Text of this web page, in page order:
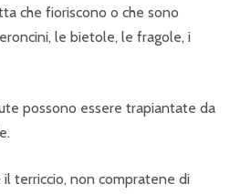
che fioriscono o che sono
le bietole, le fragole, i
possono essere trapiantate da
terriccio, non compratene di